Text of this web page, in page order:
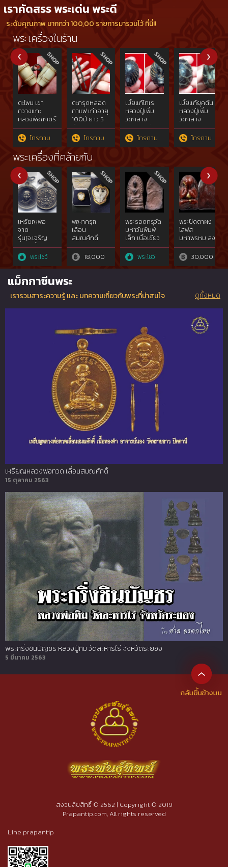
เราคัดสรร พระเด่น พระดี
ระดับคุณภาพ มากกว่า 100,00 รายการมารวมไว้ ที่นี่!!
พระเครื่องในร้าน
ตะโพน เขา
กวางแกะ
หลวงพ่อภักตร์
วัดโบสถ์
อ่างทองโทรถาม
ตะกรุดหลอด
กาแฟ เก่าอายุ
100ปี ยาว 5
นิ้ว
โทรถาม
เบี้ยแก้โทเร
หลวงปู่เพิ่ม
วัดกลาง
บางแก้ว ปี
2516โทรถาม
เบี้ยแก้ยุคต้น
หลวงปู่เพิ่ม
วัดกลาง
บางแก้ว
นครปฐม
โทรถาม
พระเครื่องที่คล้ายกัน
เหรียญพ่อ
จาด
รุ่น(จ.เจริญ
ลาภ)เนื้อเงิน
สวยแชมป์ วัด
บางกระเบา
จ.ปราจีนบุรี{rare
show}
พระโชว์
พญาครุฑ
เลื่อน
สมณศักดิ์
หลวงพ่อวราห์
18,000
พระรอดกรุวัด
มหาวันพิมพ์
เล็ก เนื้อเขียว
สวยแชมป์หา
ยากที่สุด
จ.ลำพูน
พระโชว์
พระปิดตาผง
โสฬส
มหาพรหม ลง
ชาดแดง พิมพ์
เล็ก ปี 03
หลวงปู่ทิม วัด
ละหารไร่
30,000
แม็กกาซีนพระ
เรารวมสาระความรู้ และ บทความเกี่ยวกับพระที่น่าสนใจ
เหรียญหลวงพ่อทวด เลื่อนสมณศักดิ์
15 ตุลาคม 2563
พระกริ่งชินบัญชร หลวงปู่ทิม วัดละหารไร่ จังหวัดระยอง
5 มีนาคม 2563
ดูทั้งหมด
สงวนลิขสิทธิ์ © 2562 | Copyright © 2019
Prapantip.com, All rights reserved
Line prapantip